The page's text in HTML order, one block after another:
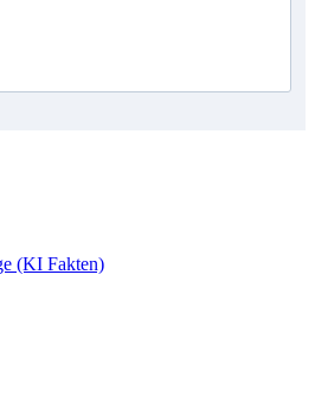
(KI Fakten)